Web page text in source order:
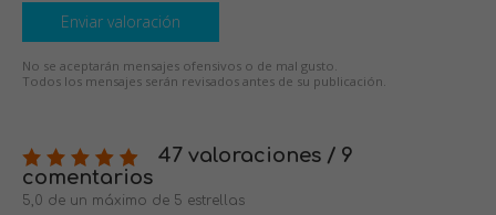
Enviar valoración
No se aceptarán mensajes ofensivos o de mal gusto.
Todos los mensajes serán revisados antes de su publicación.
47 valoraciones / 9
comentarios
5,0 de un máximo de 5 estrellas